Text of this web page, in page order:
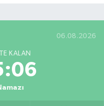
06.08.2026
KALAN